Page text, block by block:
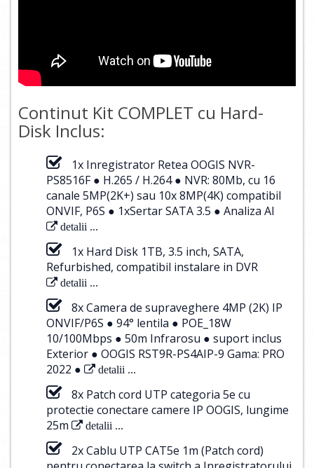
Continut Kit COMPLET cu Hard-
Disk Inclus:
1x Inregistrator Retea OOGIS NVR-
PS8516F ● H.265 / H.264 ● NVR: 80Mb, cu 16
canale 5MP(2K+) sau 10x 8MP(4K) compatibil
ONVIF, P6S ● 1xSertar SATA 3.5 ● Analiza AI
detalii ...
1x Hard Disk 1TB, 3.5 inch, SATA,
Refurbished, compatibil instalare in DVR
detalii ...
8x Camera de supraveghere 4MP (2K) IP
ONVIF/P6S ● 94° lentila ● POE_18W
10/100Mbps ● 50m Infrarosu ● suport inclus
Exterior ● OOGIS RST9R-PS4AIP-9 Gama: PRO
2022 ●
detalii ...
8x Patch cord UTP categoria 5e cu
protectie conectare camere IP OOGIS, lungime
25m
detalii ...
2x Cablu UTP CAT5e 1m (Patch cord)